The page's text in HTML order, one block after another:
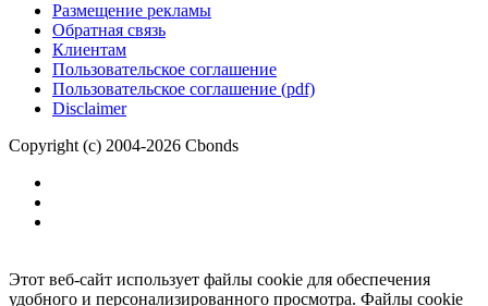
Размещение рекламы
Обратная связь
Клиентам
Пользовательское соглашение
Пользовательское соглашение (pdf)
Disclaimer
Copyright (c) 2004-2026 Cbonds
Этот веб-сайт использует файлы cookie для обеспечения
удобного и персонализированного просмотра. Файлы cookie